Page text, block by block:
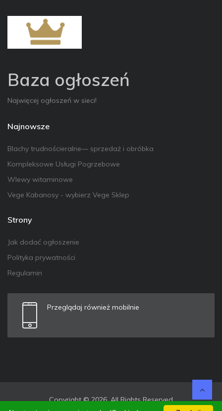
Baza ogłoszeń
Najwięcej ogłoszeń w sieci!
Najnowsze
Blachy trudnościeralne— sprzedaż i obróbka
Kompleksowe Usługi Pogrzebowe
Wlewy witaminowe
Vege Kabanosy - wybierz Vege Sklep
Strony
Jak dodać ogłoszenie
Polityka prywatności
Regulamin
Przeglądaj również mobilnie
Copyright © 2026. All Rights Reserved